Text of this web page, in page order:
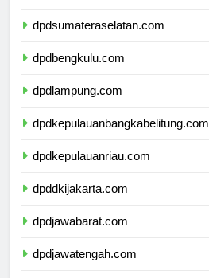
dpdsumateraselatan.com
dpdbengkulu.com
dpdlampung.com
dpdkepulauanbangkabelitung.com
dpdkepulauanriau.com
dpddkijakarta.com
dpdjawabarat.com
dpdjawatengah.com